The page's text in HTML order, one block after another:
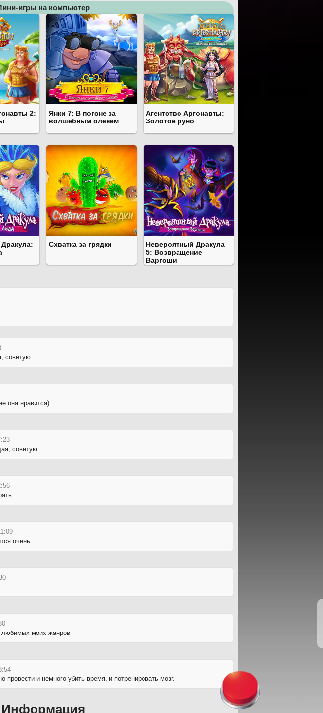
игры на компьютер
2:
Янки 7: В погоне за
волшебным оленем
Агентство Аргонавты:
Золотое руно
Схватка за грядки
Невероятный Дракула
5: Возвращение
Варгоши
советую.
она нравится)
советую.
очень
любимых моих жанров
провести и немного убить время, и потренировать мозг.
Информация